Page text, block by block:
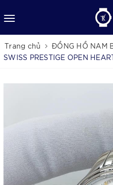
Trang chủ ĐỒNG HỒ NAM
SWISS PRESTIGE OPEN